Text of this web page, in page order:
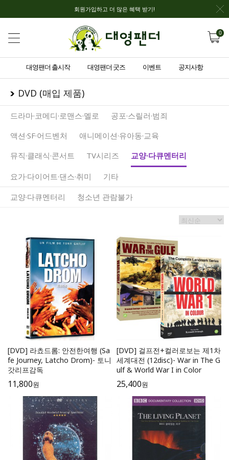
회원가입하고 더 많은 혜택 받기!
0
대영팬더 출시작 대영팬더 굿즈 이벤트 공지사항
DVD (매입 제품)
드라마·코메디·로맨스·멜로
공포·스릴러·범죄
액션·SF·어드벤처
애니메이션·유아동·교육
뮤직·클래식·콘서트
TV시리즈 교양·다큐멘터리
요가·다이어트·댄스·취미
기타
교양·다큐멘터리
청소년 관람불가
[DVD] 라쵸드롬: 안전한여행 (Sa
fe Journey, Latcho Drom)- 토니
갓리프감독
11,800원
[DVD] 걸프전+컬러로보는 제1차
세계대전 (12disc)- War in The G
ulf & World War I in Color
25,400원